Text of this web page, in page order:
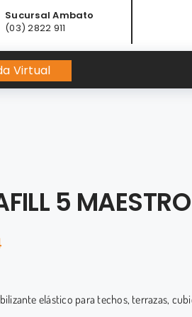
Sucursal Ambato
(03) 2822 911
Virtual
5
elástico para techos, terrazas,